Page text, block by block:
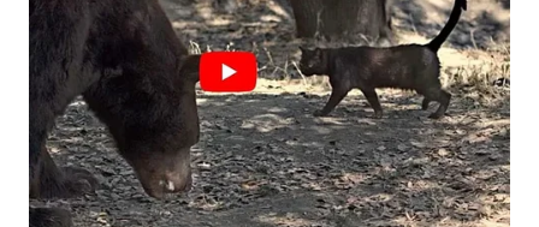
LABUHANBATU
WN
TAPANULI
TENGAH
WN DELI
SERDANG